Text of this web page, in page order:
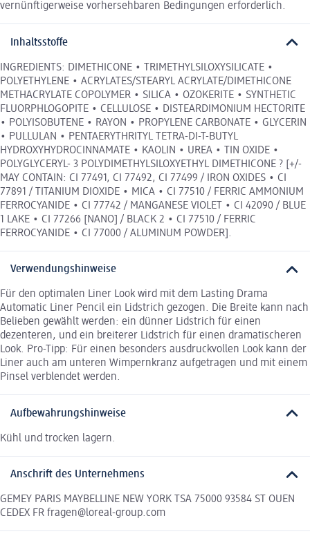
vernünftigerweise vorhersehbaren Bedingungen erforderlich.
Inhaltsstoffe
INGREDIENTS: DIMETHICONE • TRIMETHYLSILOXYSILICATE •
POLYETHYLENE • ACRYLATES/STEARYL ACRYLATE/DIMETHICONE
METHACRYLATE COPOLYMER • SILICA • OZOKERITE • SYNTHETIC
FLUORPHLOGOPITE • CELLULOSE • DISTEARDIMONIUM HECTORITE
• POLYISOBUTENE • RAYON • PROPYLENE CARBONATE • GLYCERIN
• PULLULAN • PENTAERYTHRITYL TETRA-DI-T-BUTYL
HYDROXYHYDROCINNAMATE • KAOLIN • UREA • TIN OXIDE •
POLYGLYCERYL- 3 POLYDIMETHYLSILOXYETHYL DIMETHICONE ? [+/-
MAY CONTAIN: CI 77491, CI 77492, CI 77499 / IRON OXIDES • CI
77891 / TITANIUM DIOXIDE • MICA • CI 77510 / FERRIC AMMONIUM
FERROCYANIDE • CI 77742 / MANGANESE VIOLET • CI 42090 / BLUE
1 LAKE • CI 77266 [NANO] / BLACK 2 • CI 77510 / FERRIC
FERROCYANIDE • CI 77000 / ALUMINUM POWDER].
Verwendungshinweise
Für den optimalen Liner Look wird mit dem Lasting Drama
Automatic Liner Pencil ein Lidstrich gezogen. Die Breite kann nach
Belieben gewählt werden: ein dünner Lidstrich für einen
dezenteren, und ein breiterer Lidstrich für einen dramatischeren
Look. Pro-Tipp: Für einen besonders ausdruckvollen Look kann der
Liner auch am unteren Wimpernkranz aufgetragen und mit einem
Pinsel verblendet werden.
Aufbewahrungshinweise
Kühl und trocken lagern.
Anschrift des Unternehmens
GEMEY PARIS MAYBELLINE NEW YORK TSA 75000 93584 ST OUEN
CEDEX FR fragen@loreal-group.com